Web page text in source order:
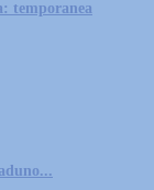
temporanea